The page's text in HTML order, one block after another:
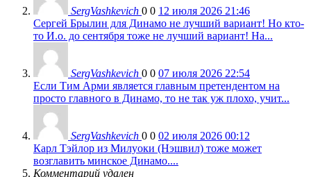
SergVashkevich 0 0 12 июля 2026 21:46
Сергей Брылин для Динамо не лучший вариант! Но кто-
то И.о. до сентября тоже не лучший вариант! На...
SergVashkevich 0 0 07 июля 2026 22:54
Если Тим Арми является главным претендентом на
просто главного в Динамо, то не так уж плохо, учит...
SergVashkevich 0 0 02 июля 2026 00:12
Карл Тэйлор из Милуоки (Нэшвил) тоже может
возглавить минское Динамо....
Комментарий удален